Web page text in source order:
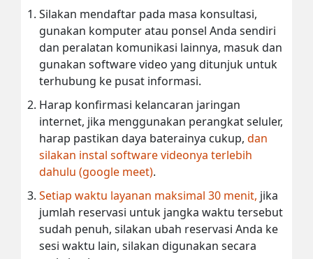
Silakan mendaftar pada masa konsultasi,
gunakan komputer atau ponsel Anda sendiri
dan peralatan komunikasi lainnya, masuk dan
gunakan software video yang ditunjuk untuk
terhubung ke pusat informasi.
Harap konfirmasi kelancaran jaringan
internet, jika menggunakan perangkat seluler,
harap pastikan daya baterainya cukup, dan
silakan instal software videonya terlebih
dahulu (google meet).
Setiap waktu layanan maksimal 30 menit, jika
jumlah reservasi untuk jangka waktu tersebut
sudah penuh, silakan ubah reservasi Anda ke
sesi waktu lain, silakan digunakan secara